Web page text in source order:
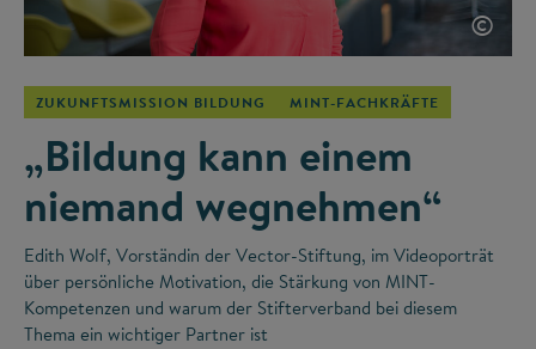
©
ZUKUNFTSMISSION BILDUNG MINT-FACHKRÄFTE
„Bildung kann einem
niemand wegnehmen“
Edith Wolf, Vorständin der Vector-Stiftung, im Videoporträt
über persönliche Motivation, die Stärkung von MINT-
Kompetenzen und warum der Stifterverband bei diesem
Thema ein wichtiger Partner ist